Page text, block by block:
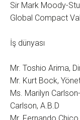
Sir Mark Moody-
Global Compact
İş dünyası
Mr. Toshio Arima,
Mr. Kurt Bock,
Ms. Marilyn
Carlson, A.B.D